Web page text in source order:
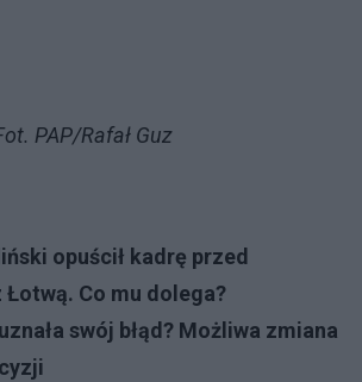
PAP/Rafał Guz
opuścił kadrę przed
Łotwą. Co mu dolega?
swój błąd? Możliwa zmiana